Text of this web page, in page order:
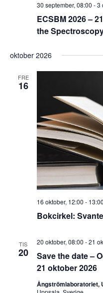
ECSBM 2026 –
the
30 september, 08:00 -3
oktober 2026
FRE
16
Bokcirkel:
16 oktober, 12:00 - 13:00
TIS
20
Save the date –
21 oktober 2026
20 oktober, 08:00 -21
Ångströmlaboratoriet,